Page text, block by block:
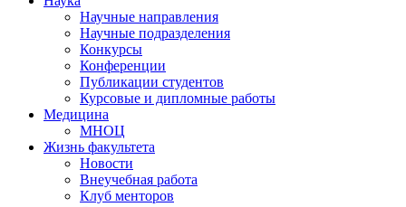
Научные направления
Научные подразделения
Конкурсы
Конференции
Публикации студентов
Курсовые и дипломные работы
Медицина
МНОЦ
Жизнь факультета
Новости
Внеучебная работа
Клуб менторов